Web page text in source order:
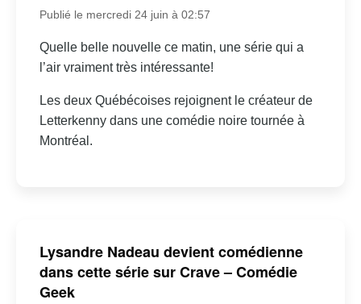
Publié le mercredi 24 juin à 02:57
Quelle belle nouvelle ce matin, une série qui a
l’air vraiment très intéressante!
Les deux Québécoises rejoignent le créateur de
Letterkenny dans une comédie noire tournée à
Montréal.
Lysandre Nadeau devient comédienne
dans cette série sur Crave – Comédie
Geek